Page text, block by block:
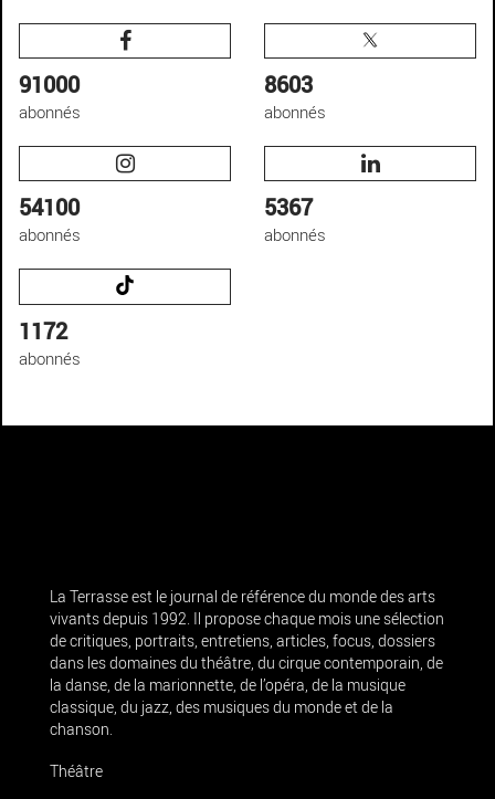
91000
abonnés
8603
abonnés
54100
abonnés
5367
abonnés
1172
abonnés
La Terrasse est le journal de référence du monde des arts
vivants depuis 1992. Il propose chaque mois une sélection
de critiques, portraits, entretiens, articles, focus, dossiers
dans les domaines du théâtre, du cirque contemporain, de
la danse, de la marionnette, de l’opéra, de la musique
classique, du jazz, des musiques du monde et de la
chanson.
Théâtre